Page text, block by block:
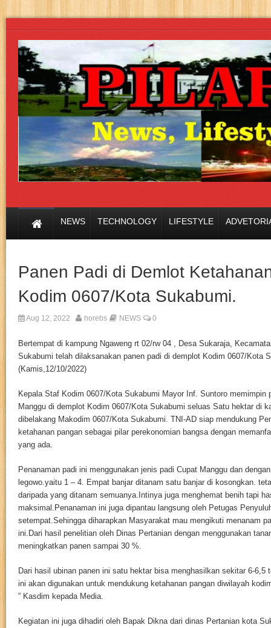
NEWS TECHNOLOGY LIFESTYLE
Panen Padi di Demlot
Kodim 0607/Kota Sukabumi.
Aug 12, 2022 horebs NEWS 0
Bertempat di kampung Ngaweng rt 02/rw 04 , Desa Sukaraja,
Sukabumi telah dilaksanakan panen padi di demplot Kodim 0607/Kota
(Kamis,12/10/2022)
Kepala Staf Kodim 0607/Kota Sukabumi Mayor Inf. Suntoro memimpin
Manggu di demplot Kodim 0607/Kota Sukabumi seluas Satu hektar di
dibelakang Makodim 0607/Kota Sukabumi. TNI-AD siap mendukung
ketahanan pangan sebagai pilar perekonomian bangsa dengan
yang ada.
Penanaman padi ini menggunakan jenis padi Cupat Manggu dan
legowo.yaitu 1 – 4. Empat banjar ditanam satu banjar di kosongkan.
daripada yang ditanam semuanya.Intinya juga menghemat benih tapi
maksimal.Penanaman ini juga dipantau langsung oleh Petugas
setempat.Sehingga diharapkan Masyarakat mau mengikuti menanam
ini.Dari hasil penelitian oleh Dinas Pertanian dengan menggunakan
meningkatkan panen sampai 30 %.
Dari hasil ubinan panen ini satu hektar bisa menghasilkan sekitar 6-6,5
ini akan digunakan untuk mendukung ketahanan pangan diwilayah
” Kasdim kepada Media.
Kegiatan ini juga dihadiri oleh Bapak Dikna dari dinas Pertanian kota